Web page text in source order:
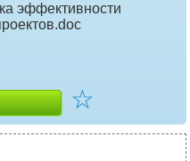
эффективности
.doc
☆